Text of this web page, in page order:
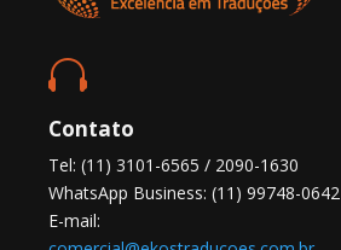

Contato
Tel: (11) 3101-6565 / 2090-1630
WhatsApp Business: (11) 99748-0642
E-mail: